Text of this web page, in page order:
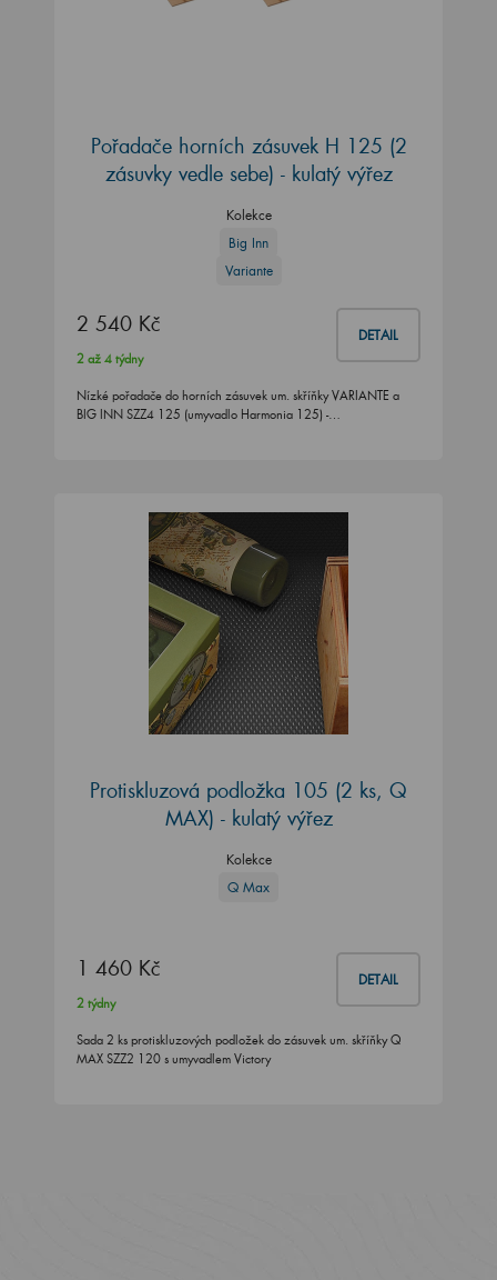
Pořadače horních zásuvek H 125 (2
zásuvky vedle sebe) - kulatý výřez
Kolekce
Big Inn
Variante
2 540 Kč DETAIL
2 až 4 týdny
Nízké pořadače do horních zásuvek um. skříňky VARIANTE a
BIG INN SZZ4 125 (umyvadlo Harmonia 125) -…
Protiskluzová podložka 105 (2 ks, Q
MAX) - kulatý výřez
Kolekce
Q Max
1 460 Kč DETAIL
2 týdny
Sada 2 ks protiskluzových podložek do zásuvek um. skříňky Q
MAX SZZ2 120 s umyvadlem Victory